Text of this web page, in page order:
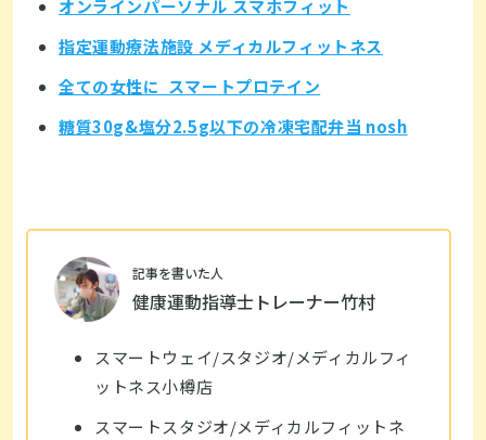
オンラインパーソナル スマホフィット
指定運動療法施設 メディカルフィットネス
全ての女性に スマートプロテイン
糖質30g&塩分2.5g以下の冷凍宅配弁当 nosh
記事を書いた人
健康運動指導士トレーナー竹村
スマートウェイ/スタジオ/メディカルフィ
ットネス小樽店
スマートスタジオ/メディカルフィットネ